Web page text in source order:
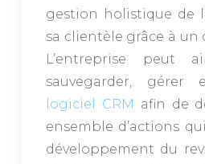
gestion holistique de
sa clientèle grâce à un
L’entreprise peut
sauvegarder, gérer
logiciel CRM afin de
ensemble d’actions
développement du